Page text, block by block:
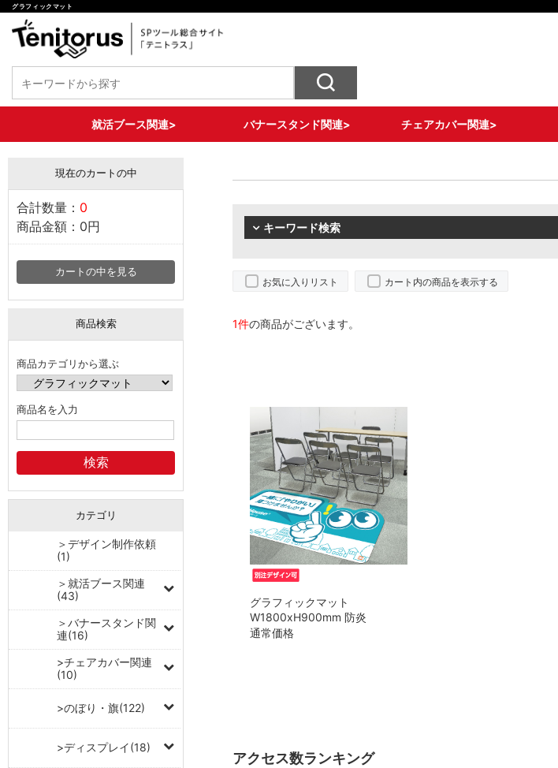
グラフィックマット
就活ブース関連> バナースタンド関連> チェアカバー関連>
プ
現在のカートの中
合計数量： 0
商品金額： 0円
カートの中を見る
商品検索
商品カテゴリから選ぶ
商品名を入力
カテゴリ
＞デザイン制作依頼
(1)
＞就活ブース関連
(43)
＞バナースタンド関
連(16)
>チェアカバー関連
(10)
>のぼり・旗(122)
>ディスプレイ(18)
キーワード検索
お気に入りリスト カート内の商品を表示する
1件の商品がございます。
グラフィックマット
W1800xH900mm 防炎
通常価格
アクセス数ランキング